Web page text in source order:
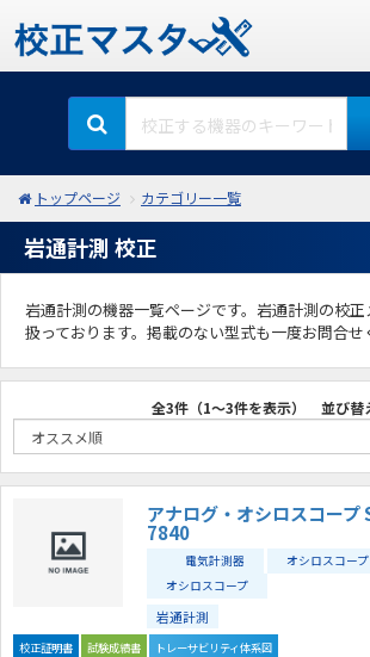
トップページ カテゴリー一覧
岩通計測 校正
岩通計測の機器一覧ページです。岩通計測の校正
扱っております。掲載のない型式も一度お問合せ
全3件（1～3件を表示） 並び替
アナログ・オシロスコープ
7840
電気計測器
オシロスコープ
オシロスコープ
岩通計測
校正証明書 試験成績書 トレーサビリティ体系図